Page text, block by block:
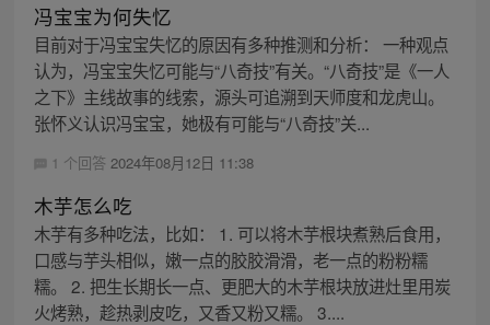
冯宝宝为何失忆
目前对于冯宝宝失忆的原因有多种推测和分析： 一种观点
认为，冯宝宝失忆可能与“八奇技”有关。“八奇技”是《一人
之下》主线故事的线索，源头可追溯到天师度和龙虎山。
张怀义认识冯宝宝，她极有可能与“八奇技”关...
1 个回答 2024年08月12日 11:38
木芋怎么吃
木芋有多种吃法，比如： 1. 可以将木芋根块煮熟后食用，
口感与芋头相似，嫩一点的胶胶滑滑，老一点的粉粉糯
糯。 2. 把生长期长一点、更肥大的木芋根块放进灶里用炭
火烤熟，趁热剥皮吃，又香又粉又糯。 3....